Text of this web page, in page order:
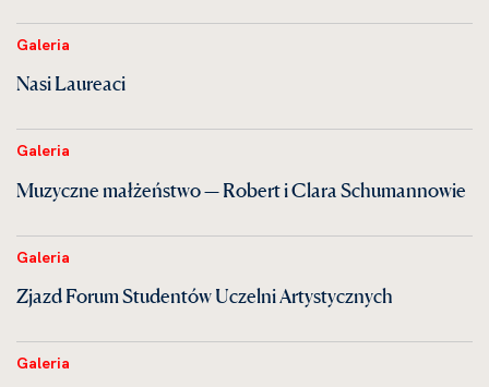
Galeria
Nasi Laureaci
Galeria
Muzyczne małżeństwo — Robert i Clara Schumannowie
Galeria
Zjazd Forum Studentów Uczelni Artystycznych
Galeria